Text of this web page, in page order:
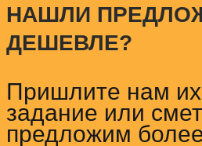
НАШЛИ
ДЕШЕВЛЕ?
Пришлите нам их
задание или
предложим